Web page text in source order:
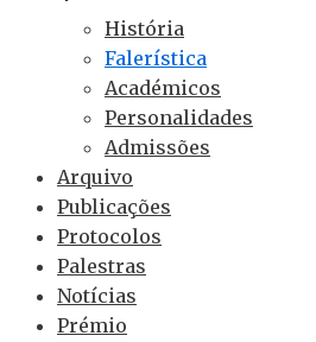
História
Falerística
Académicos
Personalidades
Admissões
Arquivo
Publicações
Protocolos
Palestras
Notícias
Prémio